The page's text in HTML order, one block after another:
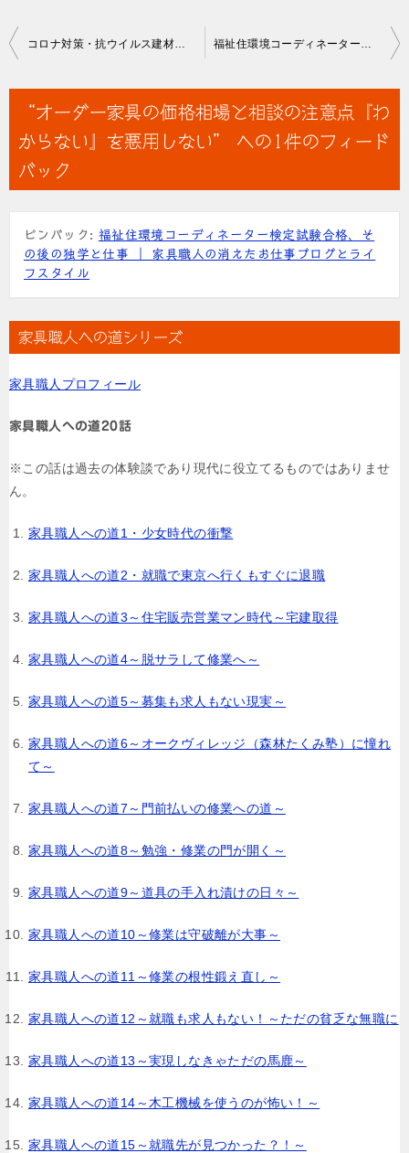
投
ー
ン
コロナ対策・抗ウイルス建材のウイルテクトを使用した家具製作について 福祉住環境コーディネーター検定試験合格、その後の独学と仕事
“オーダー家具の価格相場と相談の注意点『わ
からない』を悪用しない” への1件のフィード
バック
ピンバック: 福祉住環境コーディネーター検定試験合格、そ
の後の独学と仕事 ｜ 家具職人の消えたお仕事ブログとライ
フスタイル
家具職人への道シリーズ
家具職人プロフィール
家具職人への道20話
※この話は過去の体験談であり現代に役立てるものではありませ
ん。
家具職人への道1・少女時代の衝撃
家具職人への道2・就職で東京へ行くもすぐに退職
家具職人への道3～住宅販売営業マン時代～宅建取得
家具職人への道4～脱サラして修業へ～
家具職人への道5～募集も求人もない現実～
家具職人への道6～オークヴィレッジ（森林たくみ塾）に憧れ
て～
家具職人への道7～門前払いの修業への道～
家具職人への道8～勉強・修業の門が開く～
家具職人への道9～道具の手入れ漬けの日々～
家具職人への道10～修業は守破離が大事～
家具職人への道11～修業の根性鍛え直し～
家具職人への道12～就職も求人もない！～ただの貧乏な無職に
家具職人への道13～実現しなきゃただの馬鹿～
家具職人への道14～木工機械を使うのが怖い！～
家具職人への道15～就職先が見つかった？！～